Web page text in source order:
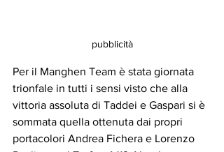
pubblicità
Per il Manghen Team è stata giornata
trionfale in tutti i sensi visto che alla
vittoria assoluta di Taddei e Gaspari si è
sommata quella ottenuta dai propri
portacolori Andrea Fichera e Lorenzo